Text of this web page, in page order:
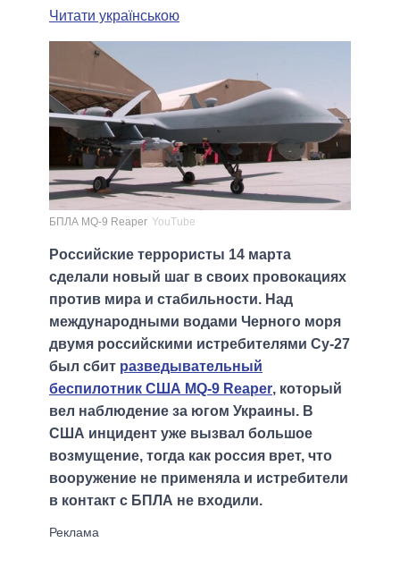
Читати українською
БПЛА MQ-9 Reaper YouTube
Российские террористы 14 марта
сделали новый шаг в своих провокациях
против мира и стабильности. Над
международными водами Черного моря
двумя российскими истребителями Су-27
был сбит разведывательный
беспилотник США MQ-9 Reaper, который
вел наблюдение за югом Украины. В
США инцидент уже вызвал большое
возмущение, тогда как россия врет, что
вооружение не применяла и истребители
в контакт с БПЛА не входили.